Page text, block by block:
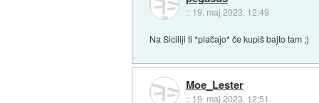
:: 19. maj 2023, 12:49
Na Siciliji ti *plačajo* če kupiš bajto tam ;)
Moe_Lester
:: 19. maj 2023, 12:51